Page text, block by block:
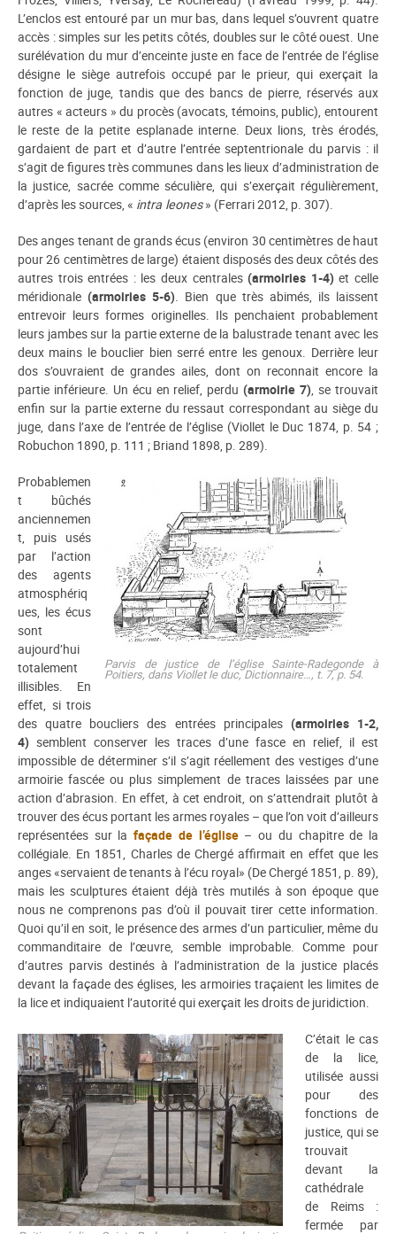
L’enclos est entouré par un mur bas, dans lequel s’ouvrent quatre
accès : simples sur les petits côtés, doubles sur le côté ouest. Une
surélévation du mur d’enceinte juste en face de l’entrée de l’église
désigne le siège autrefois occupé par le prieur, qui exerçait la
fonction de juge, tandis que des bancs de pierre, réservés aux
autres « acteurs » du procès (avocats, témoins, public), entourent
le reste de la petite esplanade interne. Deux lions, très érodés,
gardaient de part et d’autre l’entrée septentrionale du parvis : il
s’agit de figures très communes dans les lieux d’administration de
la justice, sacrée comme séculière, qui s’exerçait régulièrement,
d’après les sources, « intra leones» (Ferrari 2012, p. 307).
Des anges tenant de grands écus (environ 30 centimètres de haut
pour 26 centimètres de large) étaient disposés des deux côtés des
autres trois entrées : les deux centrales (armoiries 1-4) et celle
méridionale (armoiries 5-6). Bien que très abimés, ils laissent
entrevoir leurs formes originelles. Ils penchaient probablement
leurs jambes sur la partie externe de la balustrade tenant avec les
deux mains le bouclier bien serré entre les genoux. Derrière leur
dos s’ouvraient de grandes ailes, dont on reconnait encore la
partie inférieure. Un écu en relief, perdu (armoirie 7), se trouvait
enfin sur la partie externe du ressaut correspondant au siège du
juge, dans l’axe de l’entrée de l’église (Viollet le Duc 1874, p. 54 ;
Robuchon 1890, p. 111 ; Briand 1898, p. 289).
Parvis de justice de l’église Sainte-Radegonde à
Poitiers, dans Viollet le duc,Dictionnaire…, t. 7, p. 54.
Probablemen
t bûchés
anciennemen
t, puis usés
par l’action
des agents
atmosphériq
ues, les écus
sont
aujourd’hui
totalement
illisibles. En
effet, si trois
des quatre boucliers des entrées principales (armoiries 1-2,
4) semblent conserver les traces d’une fasce en relief, il est
impossible de déterminer s’il s’agit réellement des vestiges d’une
armoirie fascée ou plus simplement de traces laissées par une
action d’abrasion. En effet, à cet endroit, on s’attendrait plutôt à
trouver des écus portant les armes royales – que l’on voit d’ailleurs
représentées sur lafaçade de l’église– ou du chapitre de la
collégiale. En 1851, Charles de Chergé affirmait en effet que les
anges «servaient de tenants à l’écu royal» (De Chergé 1851, p. 89),
mais les sculptures étaient déjà très mutilés à son époque que
nous ne comprenons pas d’où il pouvait tirer cette information.
Quoi qu’il en soit, le présence des armes d’un particulier, même du
commanditaire de l’œuvre, semble improbable. Comme pour
d’autres parvis destinés à l’administration de la justice placés
devant la façade des églises, les armoiries traçaient les limites de
la lice et indiquaient l’autorité qui exerçait les droits de juridiction.
C’était le cas
de la lice,
utilisée aussi
pour des
fonctions de
justice, qui se
trouvait
devant la
cathédrale
de Reims :
fermée par